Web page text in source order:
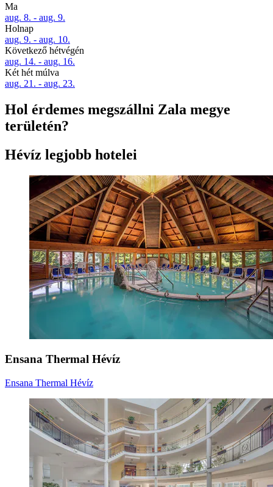
Ma
aug. 8. - aug. 9.
Holnap
aug. 9. - aug. 10.
Következő hétvégén
aug. 14. - aug. 16.
Két hét múlva
aug. 21. - aug. 23.
Hol érdemes megszállni Zala megye
területén?
Hévíz legjobb hotelei
Ensana Thermal Hévíz
Ensana Thermal Hévíz